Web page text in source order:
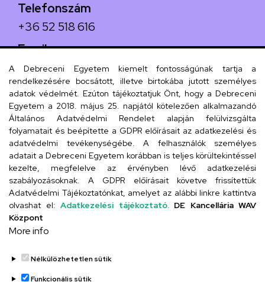
Telefonszám
+36 52 518 616
Email
iskola@kossuth-alt.unideb.hu
Cím
4024 Debrecen, Kossuth utca 33.
Szervezeti telefonkönyv
UD telefonkönyv
A Debreceni Egyetem kiemelt fontosságúnak tartja a
rendelkezésére bocsátott, illetve birtokába jutott személyes
adatok védelmét. Ezúton tájékoztatjuk Önt, hogy a Debreceni
Egyetem a 2018. május 25. napjától kötelezően alkalmazandó
Általános Adatvédelmi Rendelet alapján felülvizsgálta
folyamatait és beépítette a GDPR előírásait az adatkezelési és
adatvédelmi tevékenységébe. A felhasználók személyes
adatait a Debreceni Egyetem korábban is teljes körültekintéssel
kezelte, megfelelve az érvényben lévő adatkezelési
szabályozásoknak. A GDPR előírásait követve frissítettük
Adatvédelmi Tájékoztatónkat, amelyet az alábbi linkre kattintva
olvashat el: Adatkezelési tájékoztató. DE Kancellária WAV
Központ
More info
Nélkülözhetetlen sütik
Funkcionális sütik